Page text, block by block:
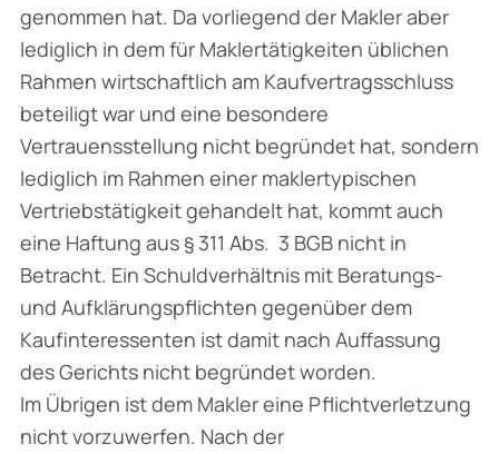
genommen hat. Da vorliegend der Makler aber
lediglich in dem für Maklertätigkeiten üblichen
Rahmen wirtschaftlich am Kaufvertragsschluss
beteiligt war und eine besondere
Vertrauensstellung nicht begründet hat, sondern
lediglich im Rahmen einer maklertypischen
Vertriebstätigkeit gehandelt hat, kommt auch
eine Haftung aus § 311 Abs. 3 BGB nicht in
Betracht. Ein Schuldverhältnis mit Beratungs-
und Aufklärungspflichten gegenüber dem
Kaufinteressenten ist damit nach Auffassung
des Gerichts nicht begründet worden.
Im Übrigen ist dem Makler eine Pflichtverletzung
nicht vorzuwerfen. Nach der